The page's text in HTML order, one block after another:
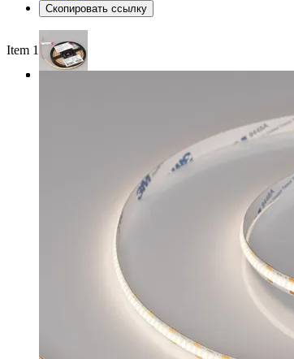
Скопировать ссылку
Item 1 of 3